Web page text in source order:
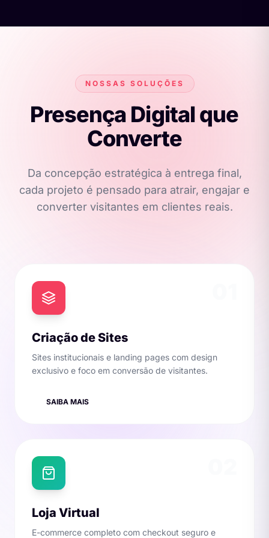
NOSSAS SOLUÇÕES
Presença Digital que
Converte
Da concepção estratégica à entrega final,
cada projeto é pensado para atrair, engajar e
converter visitantes em clientes reais.
Criação de Sites
Sites institucionais e landing pages com design
exclusivo e foco em conversão de visitantes.
SAIBA MAIS
Loja Virtual
E-commerce completo com checkout seguro e